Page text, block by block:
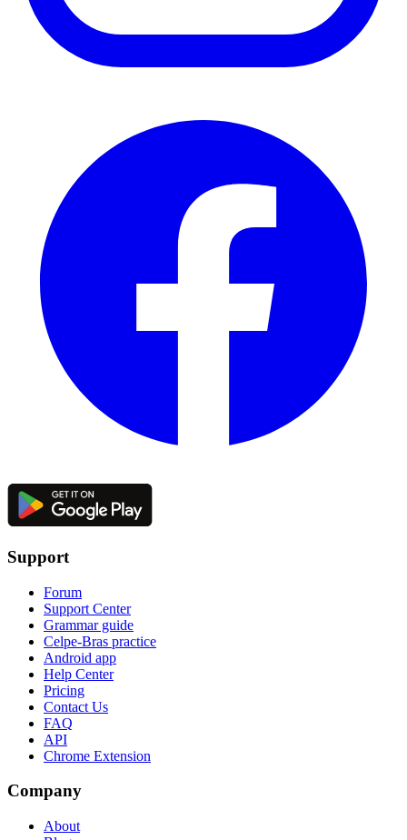
Support
Forum
Support Center
Grammar guide
Celpe-Bras practice
Android app
Help Center
Pricing
Contact Us
FAQ
API
Chrome Extension
Company
About